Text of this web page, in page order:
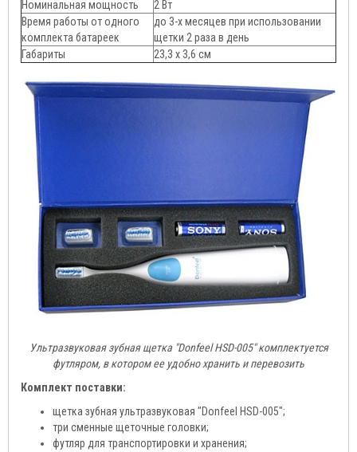
Номинальная мощность
2 Вт
Время работы от одного
комплекта батареек
до 3-х месяцев при использовании
щетки 2 раза в день
Габариты
23,3 х 3,6 см
Ультразвуковая зубная щетка "Donfeel HSD-005" комплектуется
футляром, в котором ее удобно хранить и перевозить
Комплект поставки:
щетка зубная ультразвуковая "Donfeel HSD-005";
три сменные щеточные головки;
футляр для транспортировки и хранения;